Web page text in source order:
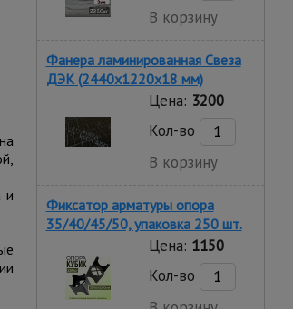
и
В корзину
Фанера ламинированная Свеза
ДЭК (2440х1220х18 мм)
Цена: 3200
Кол-во
В корзину
Фиксатор арматуры опора
35/40/45/50, упаковка 250 шт.
Цена: 1150
Кол-во